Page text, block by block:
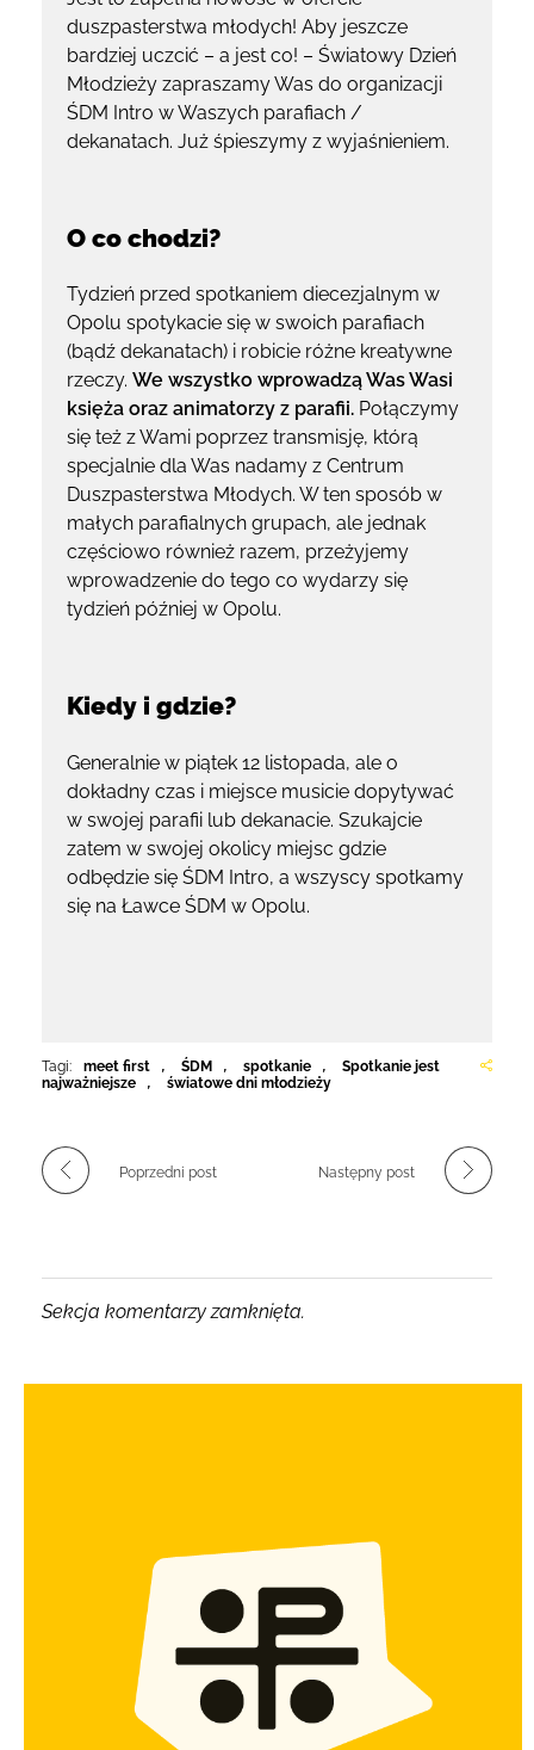
duszpasterstwa młodych! Aby jeszcze
bardziej uczcić – a jest co! – Światowy Dzień
Młodzieży zapraszamy Was do organizacji
ŚDM Intro w Waszych parafiach /
dekanatach. Już śpieszymy z wyjaśnieniem.
O co chodzi?
Tydzień przed spotkaniem diecezjalnym w
Opolu spotykacie się w swoich parafiach
(bądź dekanatach) i robicie różne kreatywne
rzeczy.We wszystko wprowadzą Was Wasi
księża oraz animatorzy z parafii. Połączymy
się też z Wami poprzez transmisję, którą
specjalnie dla Was nadamy z Centrum
Duszpasterstwa Młodych. W ten sposób w
małych parafialnych grupach, ale jednak
częściowo również razem, przeżyjemy
wprowadzenie do tego co wydarzy się
tydzień później w Opolu.
Kiedy i gdzie?
Generalnie w piątek 12 listopada, ale o
dokładny czas i miejsce musicie dopytywać
w swojej parafii lub dekanacie. Szukajcie
zatem w swojej okolicy miejsc gdzie
odbędzie się ŚDM Intro, a wszyscy spotkamy
się na Ławce ŚDM w Opolu.
Tagi: meet first , ŚDM , spotkanie ,
Spotkanie jest
najważniejsze
, światowe dni młodzieży
Poprzedni post Następny post
Sekcja komentarzy zamknięta.